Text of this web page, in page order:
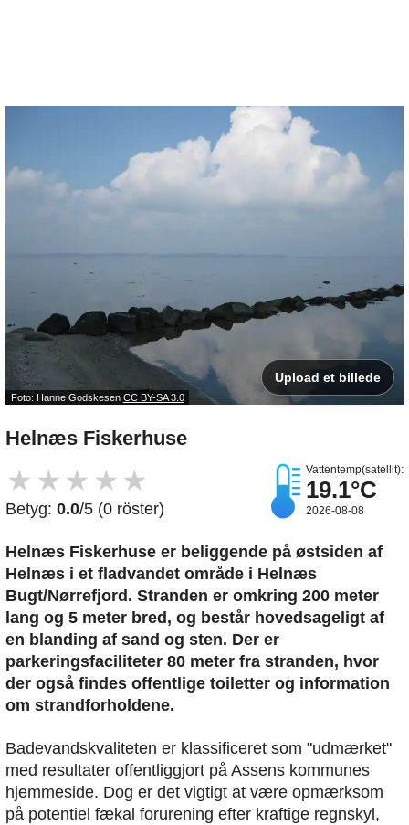
Foto: Hanne Godskesen CC BY-SA 3.0
Upload et billede
Helnæs Fiskerhuse
★ ★ ★ ★ ★
Betyg: 0.0/5 (0 röster)
Vattentemp(satellit):
19.1°C
2026-08-08
Helnæs Fiskerhuse er beliggende på østsiden af
Helnæs i et fladvandet område i Helnæs
Bugt/Nørrefjord. Stranden er omkring 200 meter
lang og 5 meter bred, og består hovedsageligt af
en blanding af sand og sten. Der er
parkeringsfaciliteter 80 meter fra stranden, hvor
der også findes offentlige toiletter og information
om strandforholdene.
Badevandskvaliteten er klassificeret som "udmærket"
med resultater offentliggjort på Assens kommunes
hjemmeside. Dog er det vigtigt at være opmærksom
på potentiel fækal forurening efter kraftige regnskyl,